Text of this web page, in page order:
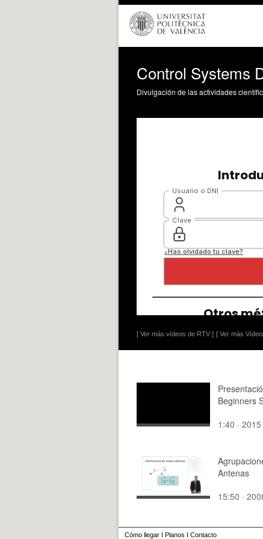
Control Systems
Divulgación de las actividades
[ Ver más vídeos de RTV ] [ Ver más
Beginners
1:40 · 2015
Antenas
15:50 ·
Cómo llegar I Planos I Contacto